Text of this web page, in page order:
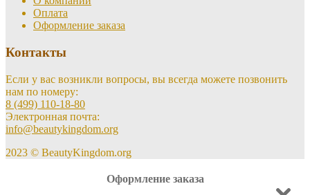
Оплата
Оформление заказа
Контакты
Если у вас возникли вопросы, вы всегда можете позвонить
нам по номеру:
8 (499) 110-18-80
Электронная почта:
info@beautykingdom.org
2023 © BeautyKingdom.org
Оформление заказа